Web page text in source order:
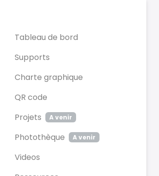
Tableau de bord
Supports
Charte graphique
QR code
Projets
A venir
Photothèque A venir
Videos